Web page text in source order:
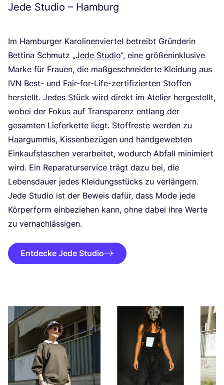
Jede Studio – Hamburg
Im Ham­bur­ger Karo­li­nen­vier­tel betreibt Grün­de­rin
Bet­ti­na Schmutz „Jede Stu­dio“, eine grö­ßen­in­klu­si­ve
Mar­ke für Frau­en, die maß­ge­schnei­der­te Klei­dung aus
IVN Best- und Fair-for-Life-zer­ti­fi­zier­ten Stof­fen
her­stellt. Jedes Stück wird direkt im Ate­lier her­ge­stellt,
wobei der Fokus auf Trans­pa­renz ent­lang der
gesam­ten Lie­fer­ket­te liegt. Stoff­res­te wer­den zu
Haar­gum­mis, Kis­sen­be­zü­gen und hand­ge­web­ten
Ein­kaufs­ta­schen ver­ar­bei­tet, wodurch Abfall mini­miert
wird. Ein Repa­ra­tur­ser­vice trägt dazu bei, die
Lebens­dau­er jedes Klei­dungs­stücks zu ver­län­gern.
Jede Stu­dio ist der Beweis dafür, dass Mode jede
Kör­per­form ein­be­zie­hen kann, ohne dabei ihre Wer­te
zu vernachlässigen.
Entdecke Jede Studio